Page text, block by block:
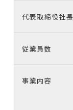
代表取締役社長
従業員数
事業内容